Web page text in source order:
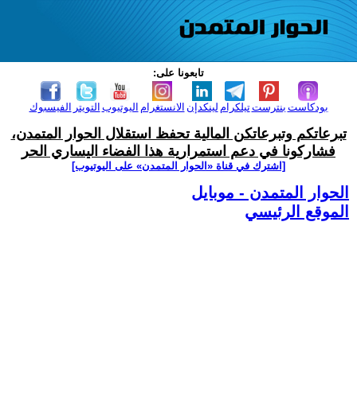
تابعونا على:
الفيسبوك التويتر اليوتيوب الانستغرام لينكدإن تيلكرامبنترست بودكاست
تبرعاتكم وتبرعاتكن المالية تحفظ استقلال الحوار المتمدن،
فشاركونا في دعم استمرارية هذا الفضاء اليساري الحر
[اشترك في قناة ‫«الحوار المتمدن» على اليوتيوب]
الحوار المتمدن - موبايل
الموقع الرئيسي